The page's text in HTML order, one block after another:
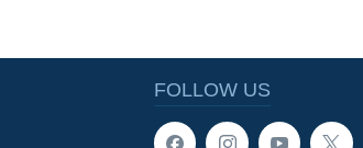
FOLLOW US